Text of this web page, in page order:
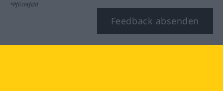
*Pflichtfeld
Feedback absenden